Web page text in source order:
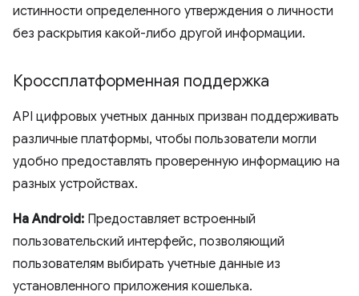
истинности определенного утверждения о личности
без раскрытия какой-либо другой информации.
Кроссплатформенная поддержка
API цифровых учетных данных призван поддерживать
различные платформы, чтобы пользователи могли
удобно предоставлять проверенную информацию на
разных устройствах.
На Android: Предоставляет встроенный
пользовательский интерфейс, позволяющий
пользователям выбирать учетные данные из
установленного приложения кошелька.